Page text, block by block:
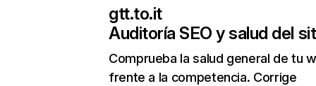
gtt.to.it
Auditoría SEO y salud del
Comprueba la salud general de tu
frente a la competencia. Corrige